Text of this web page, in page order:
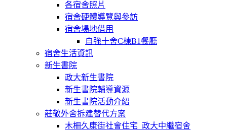
各宿舍照片
宿舍硬體導覽與參訪
宿舍場地借用
自強十舍C棟B1餐廳
宿舍生活資訊
新生書院
政大新生書院
新生書院輔導資源
新生書院活動介紹
莊敬外舍拆建替代方案
木柵久康街社會住宅_政大中繼宿舍